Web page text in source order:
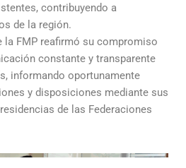
contribuyendo a
de la región.
la FMP reafirmó su compromiso
constante y transparente
informando oportunamente
y disposiciones mediante sus
de las Federaciones